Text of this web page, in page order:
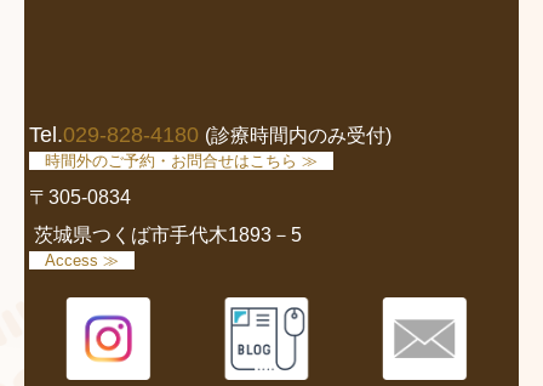
Tel.029-828-4180 (診療時間内のみ受付)
時間外のご予約・お問合せはこちら ≫
〒305-0834
茨城県つくば市手代木1893－5
Access ≫